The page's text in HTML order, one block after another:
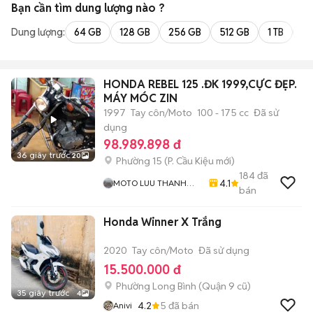
Bạn cần tìm dung lượng nào ?
Dung lượng: 64 GB 128 GB 256 GB 512 GB 1 TB
36 giây trước20
HONDA REBEL 125 .ĐK 1999,CỰC ĐẸP.
MÁY MÓC ZIN
1997 Tay côn/Moto 100 - 175 cc Đã sử
dụng
98.989.898 đ
Phường 15 (P. Cầu Kiệu mới)
MOTO LUU THANH
Hoang Van Thu , PN ,
4.1
184đã
bán
35 giây trước 4
Honda Winner X Trắng
2020 Tay côn/Moto Đã sử dụng
15.500.000 đ
Phường Long Bình (Quận 9 cũ)
Anivi 4.2 5 đã bán